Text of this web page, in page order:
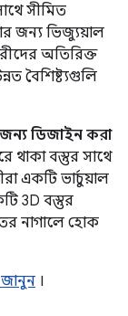
সীমিত
জন্য ভিজ্যুয়াল
অতিরিক্ত
বৈশিষ্ট্যগুলি
জন্য ডিজাইন করা
থাকা বস্তুর সাথে
একটি ভার্চুয়াল
3D বস্তুর
নাগালে হোক
।